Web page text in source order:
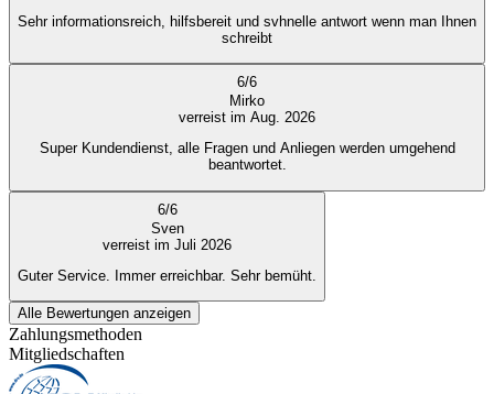
Sehr informationsreich, hilfsbereit und svhnelle antwort wenn man Ihnen
schreibt
6/6
Mirko
verreist im Aug. 2026
Super Kundendienst, alle Fragen und Anliegen werden umgehend
beantwortet.
6/6
Sven
verreist im Juli 2026
Guter Service. Immer erreichbar. Sehr bemüht.
Alle Bewertungen anzeigen
Zahlungsmethoden
Mitgliedschaften